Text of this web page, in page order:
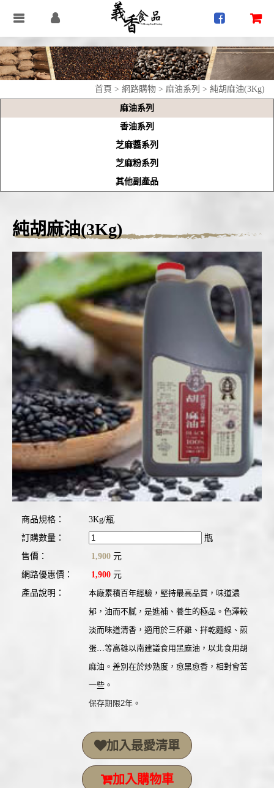
首頁 > 網路購物 > 麻油系列 > 純胡麻油(3Kg)
麻油系列
香油系列
芝麻醬系列
芝麻粉系列
其他副產品
純胡麻油(3Kg)
商品規格：
3Kg/瓶
訂購數量：
瓶
售價：
1,900 元
網路優惠價：
1,900 元
產品說明：
本廠累積百年經驗，堅持最高品質，味道濃
郁，油而不膩，是進補、養生的極品。色澤較
淡而味道清香，適用於三杯雞、拌乾麵線、煎
蛋…等高雄以南建議食用黑麻油，以北食用胡
麻油。差別在於炒熟度，愈黑愈香，相對會苦
一些。
保存期限2年。